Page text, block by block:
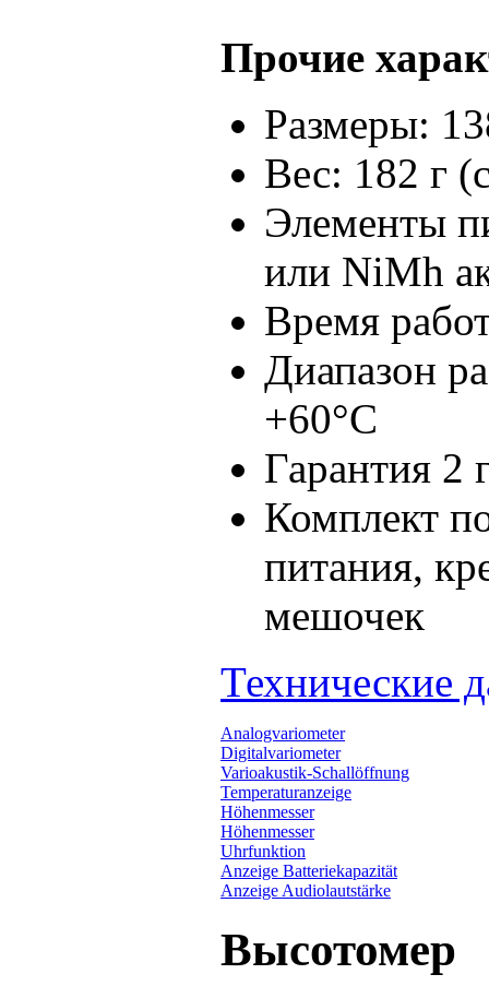
Прочие
Размеры:
Вес: 182 г
Элементы
или NiMh
Время
Диапазон
+60°C
Гарантия 2
Комплект
питания,
мешочек
Технические
Analogvariometer
Digitalvariometer
Varioakustik-Schallöffnung
Temperaturanzeige
Höhenmesser
Höhenmesser
Uhrfunktion
Anzeige Batteriekapazität
Anzeige Audiolautstärke
Высотомер